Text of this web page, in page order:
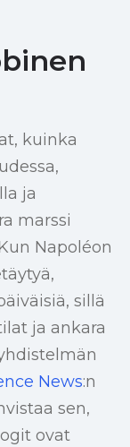
kuinka
ja
marssi
Napoléon
sillä
ja ankara
News:n
sen,
ovat